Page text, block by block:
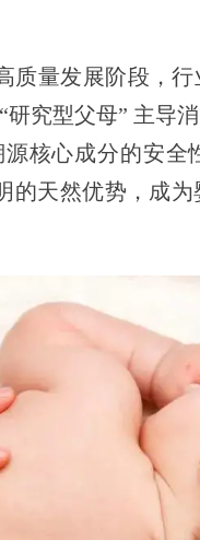
质量发展阶段，
究型父母” 主导
核心成分的安
的天然优势，成